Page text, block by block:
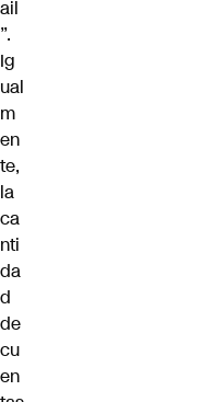
ail
”.
Ig
ual
m
en
te,
la
ca
nti
da
d
de
cu
en